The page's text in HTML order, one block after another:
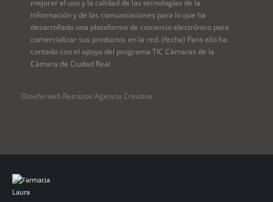
mejorar el uso y la calidad de las tecnologías de la
información y de las comunicaciones para lo que ha
desarrollado una plataforma de comercio electrónico para
comercializar sus productos en la red. (fecha) Para ello ha
contado con el apoyo del programa TIC Cámaras de la
Cámara de Ciudad Real
Diseño web Retrazos Agencia Creativa